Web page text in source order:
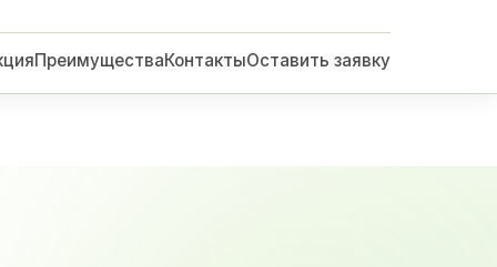
ПреимуществаКонтактыОставить заявку